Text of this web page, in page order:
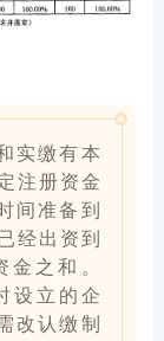
实缴有本
注册资金
间准备到
经出资到
之和。
设立的企
改认缴制